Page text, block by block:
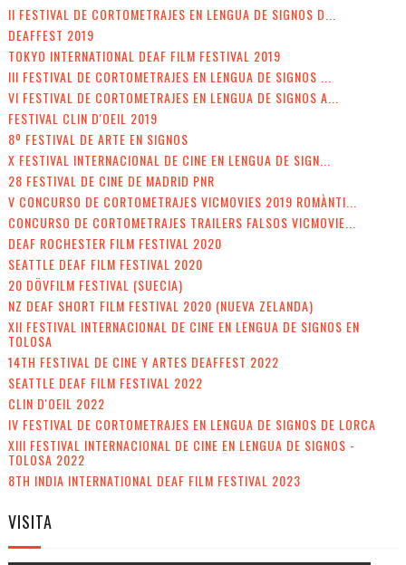
II FESTIVAL DE CORTOMETRAJES EN LENGUA DE SIGNOS D...
DEAFFEST 2019
TOKYO INTERNATIONAL DEAF FILM FESTIVAL 2019
III FESTIVAL DE CORTOMETRAJES EN LENGUA DE SIGNOS ...
VI FESTIVAL DE CORTOMETRAJES EN LENGUA DE SIGNOS A...
FESTIVAL CLIN D'OEIL 2019
8º FESTIVAL DE ARTE EN SIGNOS
X FESTIVAL INTERNACIONAL DE CINE EN LENGUA DE SIGN...
28 FESTIVAL DE CINE DE MADRID PNR
V CONCURSO DE CORTOMETRAJES VICMOVIES 2019 ROMÀNTI...
CONCURSO DE CORTOMETRAJES TRAILERS FALSOS VICMOVIE...
DEAF ROCHESTER FILM FESTIVAL 2020
SEATTLE DEAF FILM FESTIVAL 2020
20 DÖVFILM FESTIVAL (SUECIA)
NZ DEAF SHORT FILM FESTIVAL 2020 (NUEVA ZELANDA)
XII FESTIVAL INTERNACIONAL DE CINE EN LENGUA DE SIGNOS EN
TOLOSA
14TH FESTIVAL DE CINE Y ARTES DEAFFEST 2022
SEATTLE DEAF FILM FESTIVAL 2022
CLIN D'OEIL 2022
IV FESTIVAL DE CORTOMETRAJES EN LENGUA DE SIGNOS DE LORCA
XIII FESTIVAL INTERNACIONAL DE CINE EN LENGUA DE SIGNOS -
TOLOSA 2022
8TH INDIA INTERNATIONAL DEAF FILM FESTIVAL 2023
VISITA